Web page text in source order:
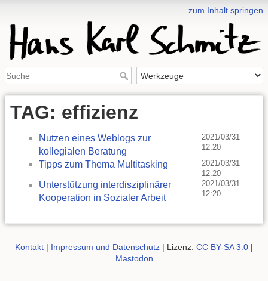
zum Inhalt springen
TAG: effizienz
Nutzen eines Weblogs zur
kollegialen Beratung
2021/03/31
12:20
Tipps zum Thema Multitasking
2021/03/31
12:20
Unterstützung interdisziplinärer
Kooperation in Sozialer Arbeit
2021/03/31
12:20
Kontakt | Impressum und Datenschutz | Lizenz: CC BY-SA 3.0 |
Mastodon